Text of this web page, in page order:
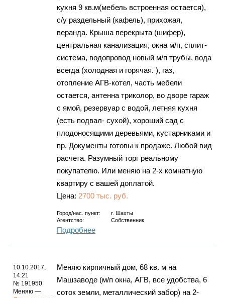
кухня 9 кв.м(мебель встроенная остается),
с/у раздельный (кафель), прихожая,
веранда. Крыша перекрыта (шифер),
центральная канализация, окна м/п, сплит-
система, водопровод новый м/п трубы, вода
всегда (холодная и горячая. ), газ,
отопление АГВ-котел, часть мебели
остается, антенна триколор, во дворе гараж
с ямой, резервуар с водой, летняя кухня
(есть подвал- сухой), хороший сад с
плодоносящими деревьями, кустарниками и
пр. Документы готовы к продаже. Любой вид
расчета. Разумный торг реальному
покупателю. Или меняю на 2-х комнатную
квартиру с вашей доплатой.
Цена: 2700 тыс. руб.
Город/нас. пункт: г.
Шахты
Агентство:
Собственник
Подробнее
10.10.2017,
14:21
№ 191950
Меняю —
Меняю кирпичный дом, 68 кв. м на
Машзаводе (м/п окна, АГВ, все удобства, 6
соток земли, металлический забор) на 2-